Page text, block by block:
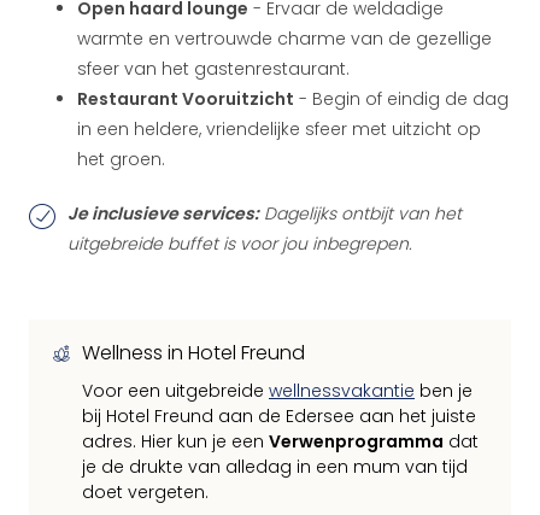
Open haard lounge - Ervaar de weldadige
warmte en vertrouwde charme van de gezellige
sfeer van het gastenrestaurant.
Restaurant Vooruitzicht - Begin of eindig de dag
in een heldere, vriendelijke sfeer met uitzicht op
het groen.
Je inclusieve services:Dagelijks ontbijt van het
uitgebreide buffet is voor jou inbegrepen.
Wellness in Hotel Freund
Voor een uitgebreide wellnessvakantie ben je
bij Hotel Freund aan de Edersee aan het juiste
adres. Hier kun je een Verwenprogramma dat
je de drukte van alledag in een mum van tijd
doet vergeten.